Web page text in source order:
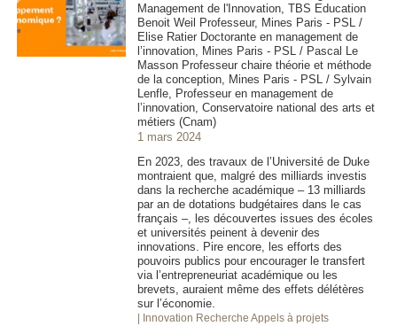
Management de l'Innovation, TBS Education
Benoit Weil Professeur, Mines Paris - PSL /
Elise Ratier Doctorante en management de
l’innovation, Mines Paris - PSL / Pascal Le
Masson Professeur chaire théorie et méthode
de la conception, Mines Paris - PSL / Sylvain
Lenfle, Professeur en management de
l’innovation, Conservatoire national des arts et
métiers (Cnam)
1 mars 2024
En 2023, des travaux de l’Université de Duke
montraient que, malgré des milliards investis
dans la recherche académique – 13 milliards
par an de dotations budgétaires dans le cas
français –, les découvertes issues des écoles
et universités peinent à devenir des
innovations. Pire encore, les efforts des
pouvoirs publics pour encourager le transfert
via l’entrepreneuriat académique ou les
brevets, auraient même des effets délétères
sur l’économie.
| Innovation Recherche Appels à projets